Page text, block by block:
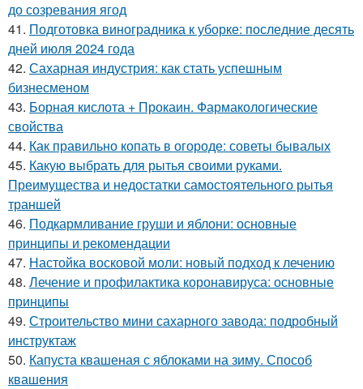
до созревания ягод
41. Подготовка виноградника к уборке: последние десять
дней июля 2024 года
42. Сахарная индустрия: как стать успешным
бизнесменом
43. Борная кислота + Прокаин. Фармакологические
свойства
44. Как правильно копать в огороде: советы бывалых
45. Какую выбрать для рытья своими руками.
Преимущества и недостатки самостоятельного рытья
траншей
46. Подкармливание груши и яблони: основные
принципы и рекомендации
47. Настойка восковой моли: новый подход к лечению
48. Лечение и профилактика коронавируса: основные
принципы
49. Строительство мини сахарного завода: подробный
инструктаж
50. Капуста квашеная с яблоками на зиму. Способ
квашения